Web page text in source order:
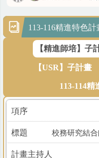
113-116精進特色計
【精進師培】子
【USR】子計畫
113-114
校務研究結